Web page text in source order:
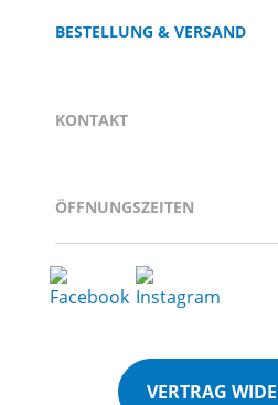
BESTELLUNG & VERSAND
KONTAKT
ÖFFNUNGSZEITEN
VERTRAG